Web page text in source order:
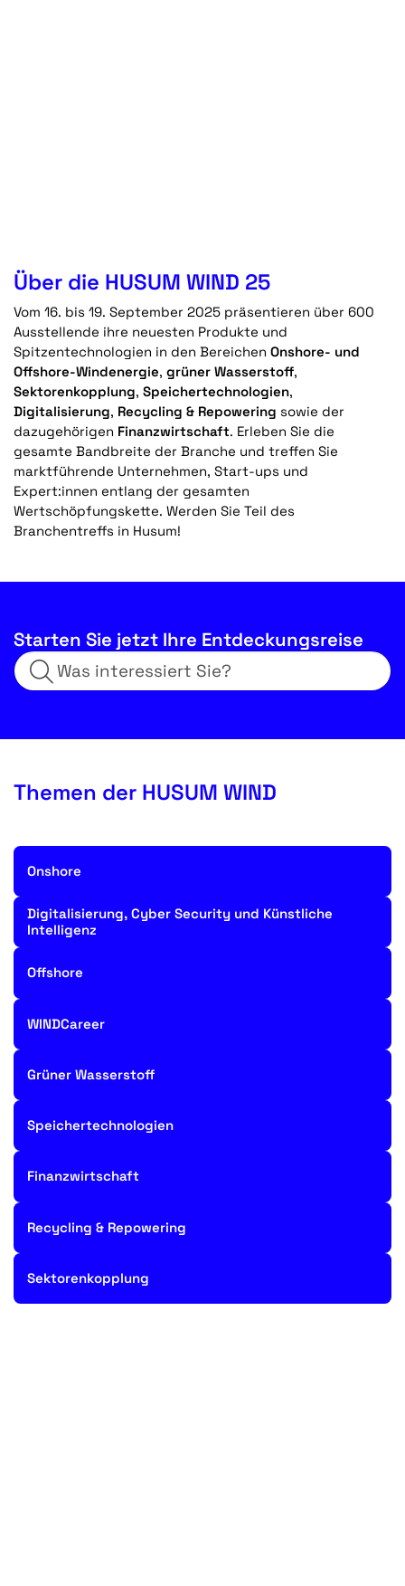
Über die HUSUM WIND 25
Vom 16. bis 19. September 2025 präsentieren über 600
Ausstellende ihre neuesten Produkte und
Spitzentechnologien in den Bereichen Onshore- und
Offshore-Windenergie, grüner Wasserstoff,
Sektorenkopplung, Speichertechnologien,
Digitalisierung, Recycling & Repowering sowie der
dazugehörigen Finanzwirtschaft. Erleben Sie die
gesamte Bandbreite der Branche und treffen Sie
marktführende Unternehmen, Start-ups und
Expert:innen entlang der gesamten
Wertschöpfungskette. Werden Sie Teil des
Branchentreffs in Husum!
Starten Sie jetzt Ihre Entdeckungsreise
Themen der HUSUM WIND
Onshore
Digitalisierung, Cyber Security und Künstliche
Intelligenz
Offshore
WINDCareer
Grüner Wasserstoff
Speichertechnologien
Finanzwirtschaft
Recycling & Repowering
Sektorenkopplung